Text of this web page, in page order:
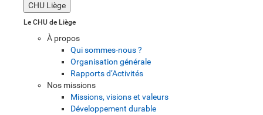
CHU Liège
Le CHU de Liège
À propos
Qui sommes-nous ?
Organisation générale
Rapports d’Activités
Nos missions
Missions, visions et valeurs
Développement durable